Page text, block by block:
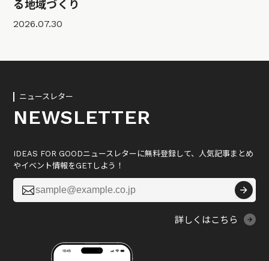
る地域づくり
2026.07.30
ニュースレター
NEWSLETTER
IDEAS FOR GOODニュースレターに無料登録して、人気記事まとめ
やイベント情報をGETしよう！

詳しくはこちら